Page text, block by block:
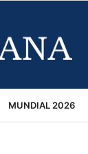
MUNDIAL 2026